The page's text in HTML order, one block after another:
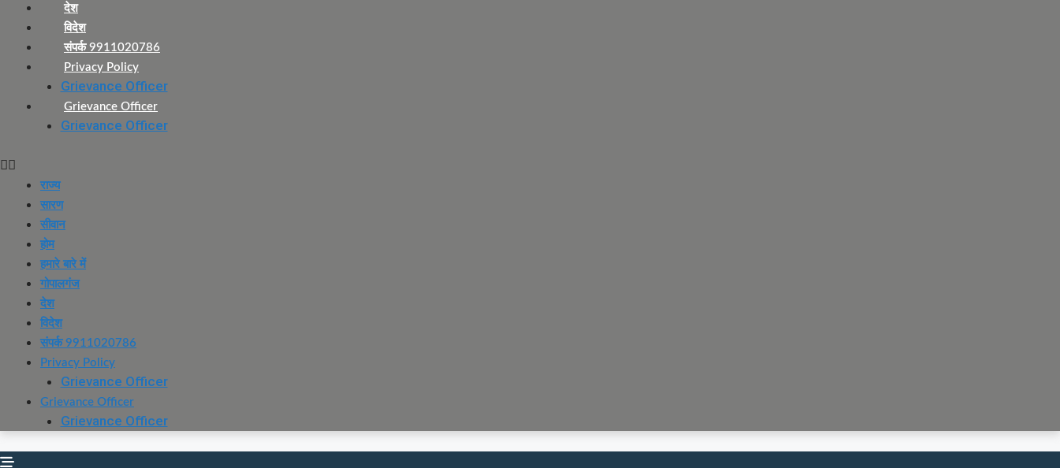
देश
विदेश
संपर्क 9911020786
Privacy Policy
Grievance Officer
Grievance Officer
Grievance Officer
राज्य
सारण
सीवान
होम
हमारे बारे में
गोपालगंज
देश
विदेश
संपर्क 9911020786
Privacy Policy
Grievance Officer
Grievance Officer
Grievance Officer